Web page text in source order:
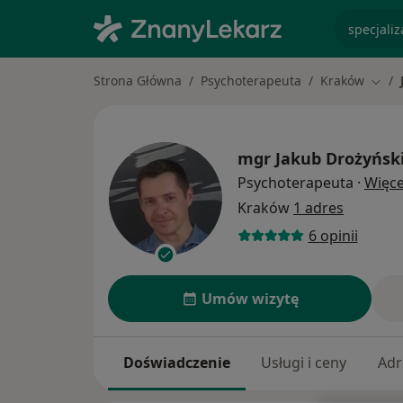
Strona Główna Psychoterapeuta Kraków
mgr Jakub Drożyński
Psychoterapeuta ·
Kraków 1 adres
6 opinii
Umów wizytę
Doświadczenie Usługi i ceny